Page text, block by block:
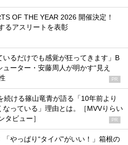
OF THE YEAR 2026 開催決定！
るアスリートを表彰
いるだけでも感覚が狂ってきます」B
ューター・安藤周人が明かす“見え
PR
続ける篠山竜青が語る「10年前より
なっている」理由とは。［MVVりらい
タビュー］
PR
「やっぱり“タイパ”がいい！」箱根の